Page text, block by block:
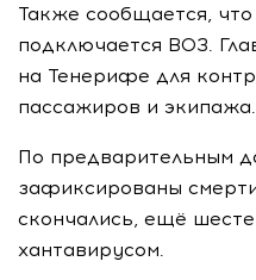
Также сообщается,
подключается ВОЗ.
на Тенерифе для
пассажиров и экипажа.
По предварительным
зафиксированы
скончались, ещё
хантавирусом.